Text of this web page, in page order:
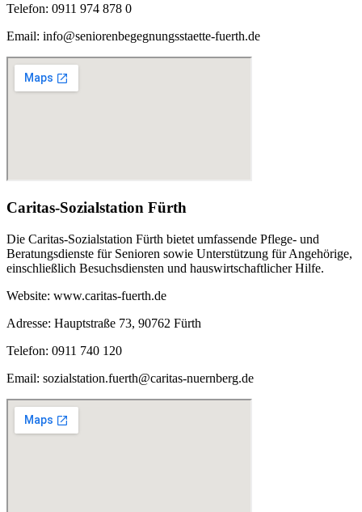
Telefon: 0911 974 878 0
Email: info@seniorenbegegnungsstaette-fuerth.de
Caritas-Sozialstation Fürth
Die Caritas-Sozialstation Fürth bietet umfassende Pflege- und
Beratungsdienste für Senioren sowie Unterstützung für Angehörige,
einschließlich Besuchsdiensten und hauswirtschaftlicher Hilfe.
Website: www.caritas-fuerth.de
Adresse: Hauptstraße 73, 90762 Fürth
Telefon: 0911 740 120
Email: sozialstation.fuerth@caritas-nuernberg.de